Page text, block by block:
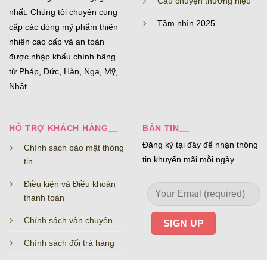
nhất. Chúng tôi chuyên cung
cấp các dòng mỹ phẩm thiên
nhiên cao cấp và an toàn
được nhập khẩu chính hãng
từ Pháp, Đức, Hàn, Nga, Mỹ,
Nhật..............
Tầm nhìn 2025
HỖ TRỢ KHÁCH HÀNG__
Chính sách bảo mật thông
tin
Điều kiện và Điều khoản
thanh toán
Chính sách vận chuyển
Chính sách đổi trả hàng
BẢN TIN__
Đăng ký tại đây để nhận thông
tin khuyến mãi mỗi ngày